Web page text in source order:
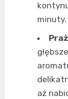
minuty.
aż